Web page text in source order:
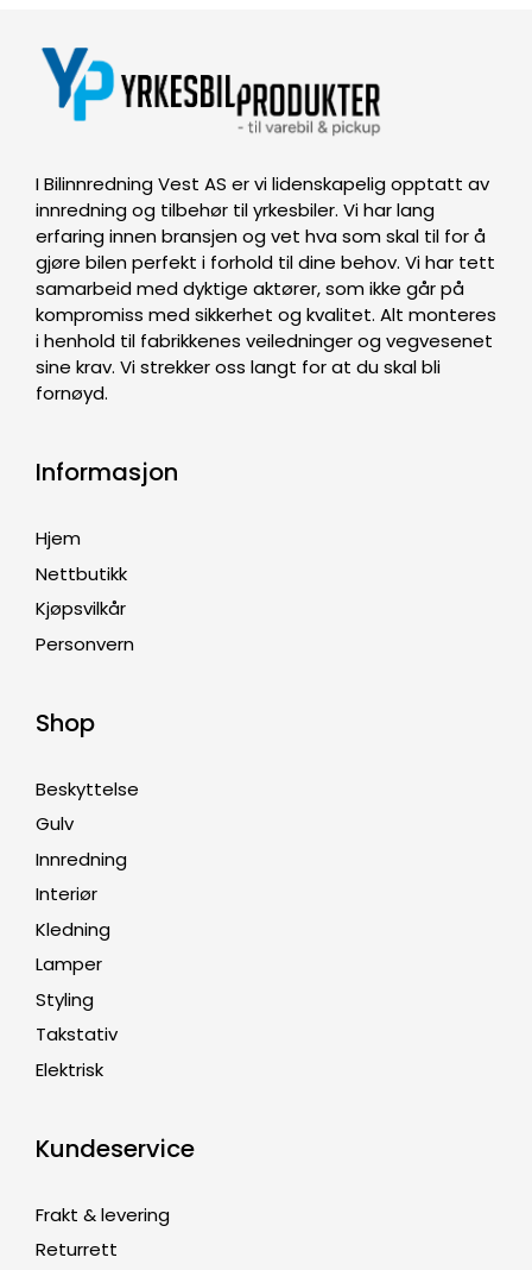
I Bilinnredning Vest AS er vi lidenskapelig opptatt av
innredning og tilbehør til yrkesbiler. Vi har lang
erfaring innen bransjen og vet hva som skal til for å
gjøre bilen perfekt i forhold til dine behov. Vi har tett
samarbeid med dyktige aktører, som ikke går på
kompromiss med sikkerhet og kvalitet. Alt monteres
i henhold til fabrikkenes veiledninger og vegvesenet
sine krav. Vi strekker oss langt for at du skal bli
fornøyd.
Informasjon
Hjem
Nettbutikk
Kjøpsvilkår
Personvern
Shop
Beskyttelse
Gulv
Innredning
Interiør
Kledning
Lamper
Styling
Takstativ
Elektrisk
Kundeservice
Frakt & levering
Returrett